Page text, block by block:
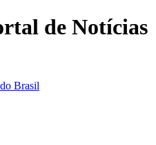
de Notícias